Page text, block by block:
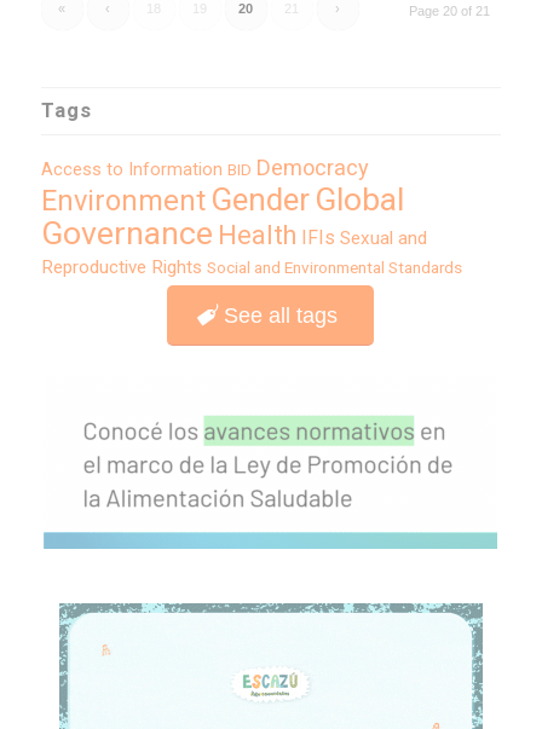
Page 20 of 21
« ‹ 20 ›
Tags
Access to Information BID Democracy
Environment Gender Global
Governance Health IFIs Sexual and
Reproductive Rights Social and Environmental Standards
See all tags